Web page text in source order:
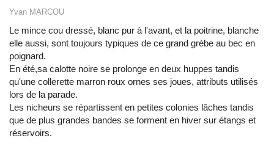
Yvan MARCOU
Le mince cou dressé, blanc pur à l'avant, et la poitrine, blanche
elle aussi, sont toujours typiques de ce grand grèbe au bec en
poignard.
En été,sa calotte noire se prolonge en deux huppes tandis
qu'une collerette marron roux ornes ses joues, attributs utilisés
lors de la parade.
Les nicheurs se répartissent en petites colonies lâches tandis
que de plus grandes bandes se forment en hiver sur étangs et
réservoirs.